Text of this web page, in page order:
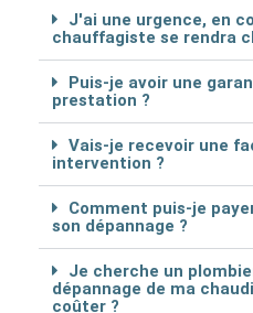
J'ai une urgence, en
chauffagiste se rendra
Puis-je avoir une
prestation ?
Vais-je recevoir une
intervention ?
Comment puis-je
son dépannage ?
Je cherche un
dépannage de ma
coûter ?